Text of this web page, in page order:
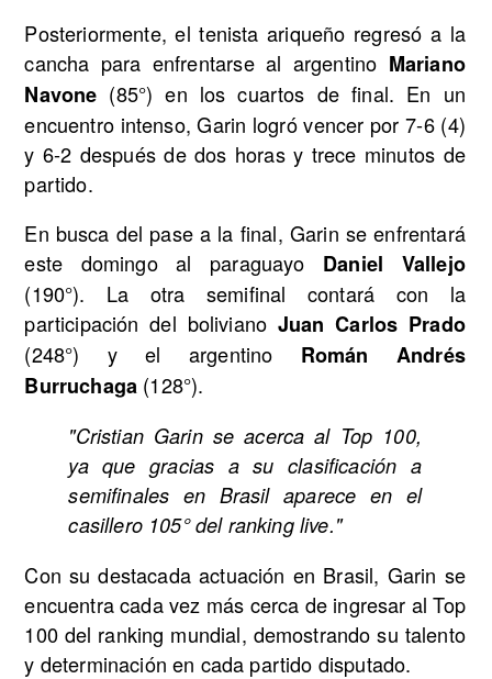
Posteriormente, el tenista ariqueño regresó a la
cancha para enfrentarse al argentino Mariano
Navone (85°) en los cuartos de final. En un
encuentro intenso, Garin logró vencer por 7-6 (4)
y 6-2 después de dos horas y trece minutos de
partido.
En busca del pase a la final, Garin se enfrentará
este domingo al paraguayo Daniel Vallejo
(190°). La otra semifinal contará con la
participación del boliviano Juan Carlos Prado
(248°) y el argentino Román Andrés
Burruchaga (128°).
"Cristian Garin se acerca al Top 100,
ya que gracias a su clasificación a
semifinales en Brasil aparece en el
casillero 105° del ranking live."
Con su destacada actuación en Brasil, Garin se
encuentra cada vez más cerca de ingresar al Top
100 del ranking mundial, demostrando su talento
y determinación en cada partido disputado.